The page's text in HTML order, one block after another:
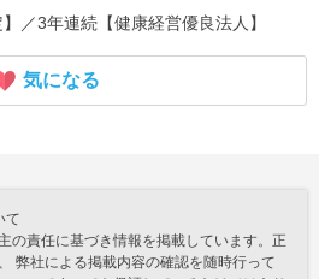
／3年連続【健康経営優良法人】
気になる
て
の責任に基づき情報を掲載しています。正
弊社による掲載内容の確認を随時行って